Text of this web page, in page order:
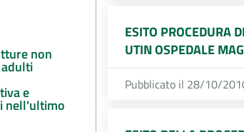
non
e
nell'ultimo
ESITO PROCEDURA
UTIN OSPEDALE
Pubblicato il 28/10/